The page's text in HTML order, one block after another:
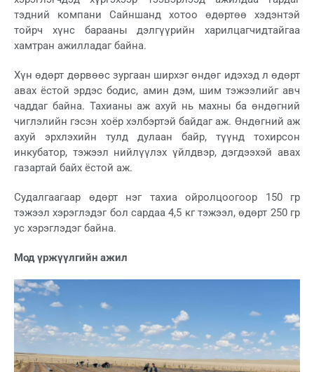
тэдний компани Сайншанд хотоо өдөртөө хэдэнтэй
тойрч хүнс барааны дэлгүүрийн харилцагчидтайгаа
хамтран ажилладаг байна.
Хүн өдөрт дөрвөөс зургаан ширхэг өндөг идэхэд л өдөрт
авах ёстой эрдэс бодис, амин дэм, шим тэжээлийг авч
чаддаг байна. Тахианы аж ахуй нь махны ба өндөгний
чиглэлийн гэсэн хоёр хэлбэртэй байдаг аж. Өндөгний аж
ахуй эрхлэхийн тулд дулаан байр, түүнд тохирсон
инкубатор, тэжээл нийлүүлэх үйлдвэр, дэгдээхэй авах
газартай байх ёстой аж.
Судалгаагаар өдөрт нэг тахиа ойролцоогоор 150 гр
тэжээл хэрэглэдэг бол сардаа 4,5 кг тэжээл, өдөрт 250 гр
ус хэрэглэдэг байна.
Мод үржүүлгийн ажил